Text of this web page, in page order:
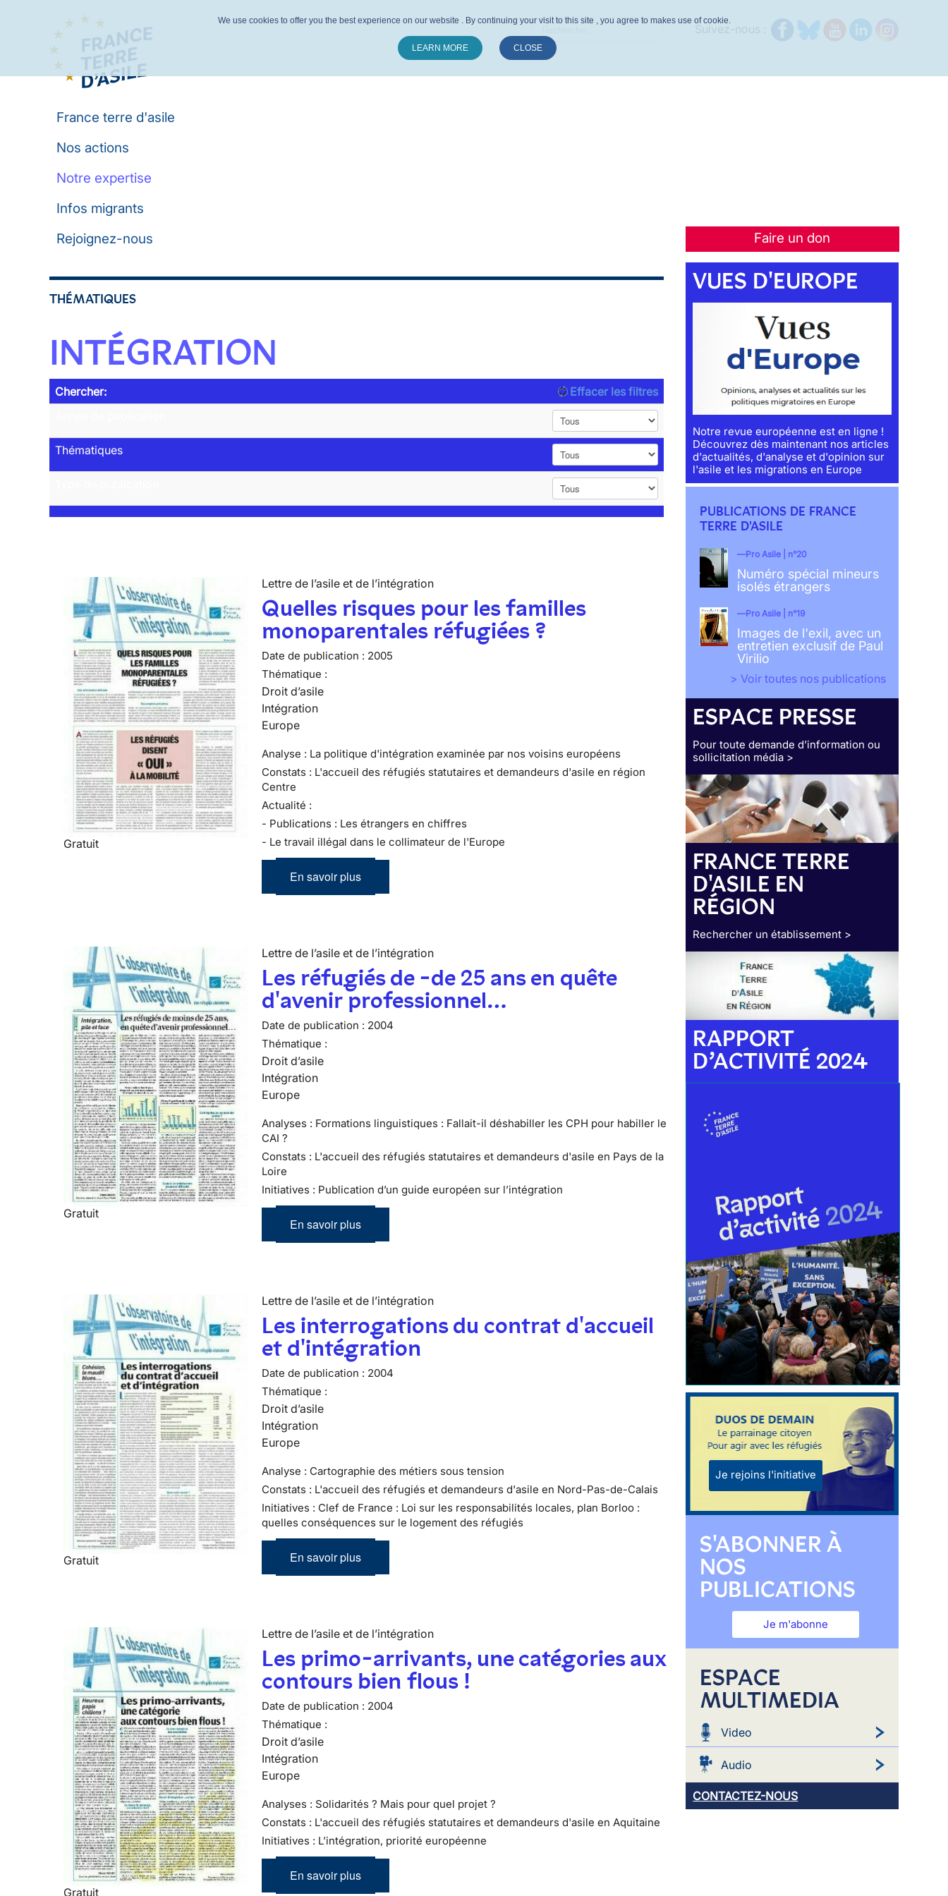
France terre d'asile
Nos actions
Notre expertise
Infos migrants
Faire un don
Rejoignez-nous
THÉMATIQUES
INTÉGRATION
Chercher:
Effacer les filtres
Thématiques
Gratuit
Lettre de l’asile et de l’intégration
Quelles risques pour les familles
monoparentales réfugiées ?
Date de publication : 2005
Thématique :
Droit d’asile
Intégration
Europe
Analyse : La politique d'intégration examinée par nos voisins européens
Constats : L'accueil des réfugiés statutaires et demandeurs d'asile en région
Centre
Actualité :
- Publications : Les étrangers en chiffres
- Le travail illégal dans le collimateur de l'Europe
En savoir plus
Gratuit
Lettre de l’asile et de l’intégration
Les réfugiés de -de 25 ans en quête
d'avenir professionnel…
Date de publication : 2004
Thématique :
Droit d’asile
Intégration
Europe
Analyses : Formations linguistiques : Fallait-il déshabiller les CPH pour habiller le
CAI ?
Constats : L'accueil des réfugiés statutaires et demandeurs d'asile en Pays de la
Loire
Initiatives : Publication d’un guide européen sur l’intégration
En savoir plus
Gratuit
Lettre de l’asile et de l’intégration
Les interrogations du contrat d'accueil
et d'intégration
Date de publication : 2004
Thématique :
Droit d’asile
Intégration
Europe
Analyse : Cartographie des métiers sous tension
Constats : L'accueil des réfugiés et demandeurs d'asile en Nord-Pas-de-Calais
Initiatives : Clef de France : Loi sur les responsabilités locales, plan Borloo :
quelles conséquences sur le logement des réfugiés
En savoir plus
Gratuit
Lettre de l’asile et de l’intégration
Les primo-arrivants, une catégories aux
contours bien flous !
Date de publication : 2004
Thématique :
Droit d’asile
Intégration
Europe
Analyses : Solidarités ? Mais pour quel projet ?
Constats : L'accueil des réfugiés statutaires et demandeurs d'asile en Aquitaine
Initiatives : L’intégration, priorité européenne
En savoir plus
VUES D'EUROPE
Notre revue européenne est en ligne !
Découvrez dès maintenant nos articles
d'actualités, d'analyse et d'opinion sur
l'asile et les migrations en Europe
PUBLICATIONS DE FRANCE
TERRE D'ASILE
Pro Asile | n°20
Numéro spécial mineurs
isolés étrangers
Pro Asile | n°19
Images de l'exil, avec un
entretien exclusif de Paul
Virilio
> Voir toutes nos publications
ESPACE PRESSE
Pour toute demande d’information ou
sollicitation média >
FRANCE TERRE
D'ASILE EN
RÉGION
Rechercher un établissement >
RAPPORT
D’ACTIVITÉ 2024
Je rejoins l'initiative
S'ABONNER À
NOS
PUBLICATIONS
Je m'abonne
ESPACE
MULTIMEDIA
Video
Audio
CONTACTEZ-NOUS
We use cookies to offer you the best experience on our website . By continuing your visit to this site , you agree to makes use of cookie.
LEARN MORE CLOSE